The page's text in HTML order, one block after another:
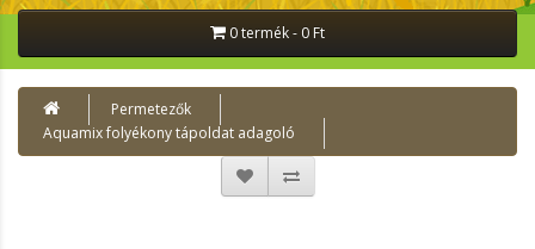
0 termék - 0 Ft
Permetezők
Aquamix folyékony tápoldat adagoló